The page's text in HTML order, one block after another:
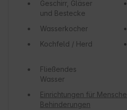
Geschirr, Gläser
und Bestecke
Wasserkocher
Kochfeld / Herd
Fließendes
Wasser
Einrichtungen für
Behinderungen